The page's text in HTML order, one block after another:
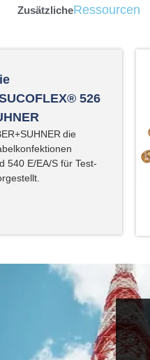
ZusätzlicheRessourcen
526
die
540 E/EA/S für Test-